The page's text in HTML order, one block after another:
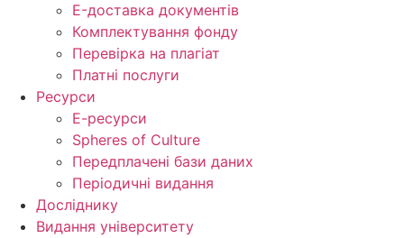
E-доставка документів
Комплектування фонду
Перевірка на плагіат
Платні послуги
Ресурси
Е-ресурси
Spheres of Culture
Передплачені бази даних
Періодичні видання
Досліднику
Видання університету